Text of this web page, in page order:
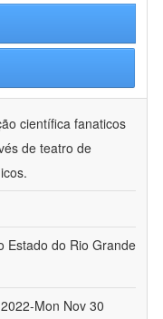
científica fanaticos
de teatro de
Estado do Rio Grande
Mon Nov 30